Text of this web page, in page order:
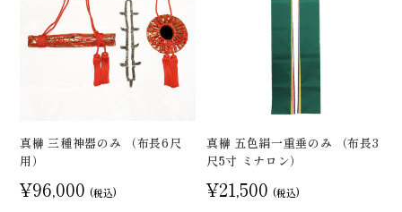
真榊 三種神器のみ （布長6尺
用）
¥96,000 (税込)
真榊 五色絹一重垂のみ （布長3
尺5寸 ミナロン）
¥21,500 (税込)